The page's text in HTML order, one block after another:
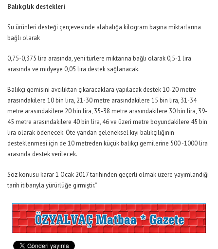
Balıkçılık destekleri
Su ürünleri desteği çerçevesinde alabalığa kilogram başına miktarlarına
bağlı olarak
0,75-0,375 lira arasında, yeni türlere miktarına bağlı olarak 0,5-1 lira
arasında ve midyeye 0,05 lira destek sağlanacak.
Balıkçı gemisini avcılıktan çıkaracaklara yapılacak destek 10-20 metre
arasındakilere 10 bin lira, 21-30 metre arasındakilere 15 bin lira, 31-34
metre arasındakilere 20 bin lira, 35-38 metre arasındakilere 30 bin lira, 39-
45 metre arasındakilere 40 bin lira, 46 ve üzeri metre boyundakilere 45 bin
lira olarak ödenecek. Öte yandan geleneksel kıyı balıkçılığının
desteklenmesi için de 10 metreden küçük balıkçı gemilerine 500 -1000 lira
arasında destek verilecek.
Söz konusu karar 1 Ocak 2017 tarihinden geçerli olmak üzere yayımlandığı
tarih itibarıyla yürürlüğe girmiştir.”